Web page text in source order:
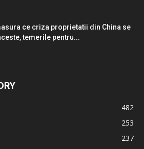
ce criza proprietatii din China se
temerile pentru...
482
253
237